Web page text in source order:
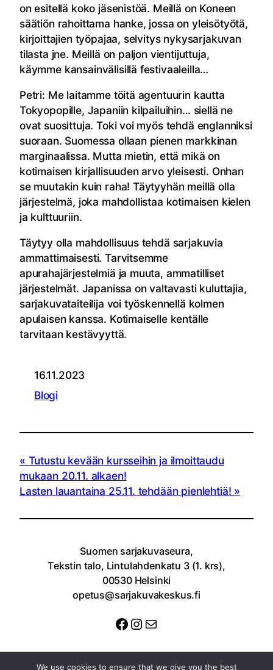
on esitellä koko jäsenistöä. Meillä on Koneen
säätiön rahoittama hanke, jossa on yleisötyötä,
kirjoittajien työpajaa, selvitys nykysarjakuvan
tilasta jne. Meillä on paljon vientijuttuja,
käymme kansainvälisillä festivaaleilla…
Petri: Me laitamme töitä agentuurin kautta
Tokyopopille, Japaniin kilpailuihin… siellä ne
ovat suosittuja. Toki voi myös tehdä englanniksi
suoraan. Suomessa ollaan pienen markkinan
marginaalissa. Mutta mietin, että mikä on
kotimaisen kirjallisuuden arvo yleisesti. Onhan
se muutakin kuin raha! Täytyyhän meillä olla
järjestelmä, joka mahdollistaa kotimaisen kielen
ja kulttuuriin.
Täytyy olla mahdollisuus tehdä sarjakuvia
ammattimaisesti. Tarvitsemme
apurahajärjestelmiä ja muuta, ammatilliset
järjestelmät. Japanissa on valtavasti kuluttajia,
sarjakuvataiteilija voi työskennellä kolmen
apulaisen kanssa. Kotimaiselle kentälle
tarvitaan kestävyyttä.
16.11.2023
Blogi
Tutustu kevään kursseihin ja ilmoittaudu
mukaan 20.11. alkaen!
Lasten lauantaina 25.11. tehdään pienlehtiä!
Suomen sarjakuvaseura,
Tekstin talo, Lintulahdenkatu 3 (1. krs),
00530 Helsinki
opetus@sarjakuvakeskus.fi
Facebook
Instagram
Sähköposti
We use cookies to ensure that we give you the best